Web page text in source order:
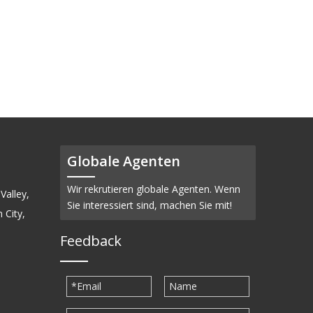
City,
Globale Agenten
Wir rekrutieren globale Agenten. Wenn
Sie interessiert sind, machen Sie mit!
Feedback